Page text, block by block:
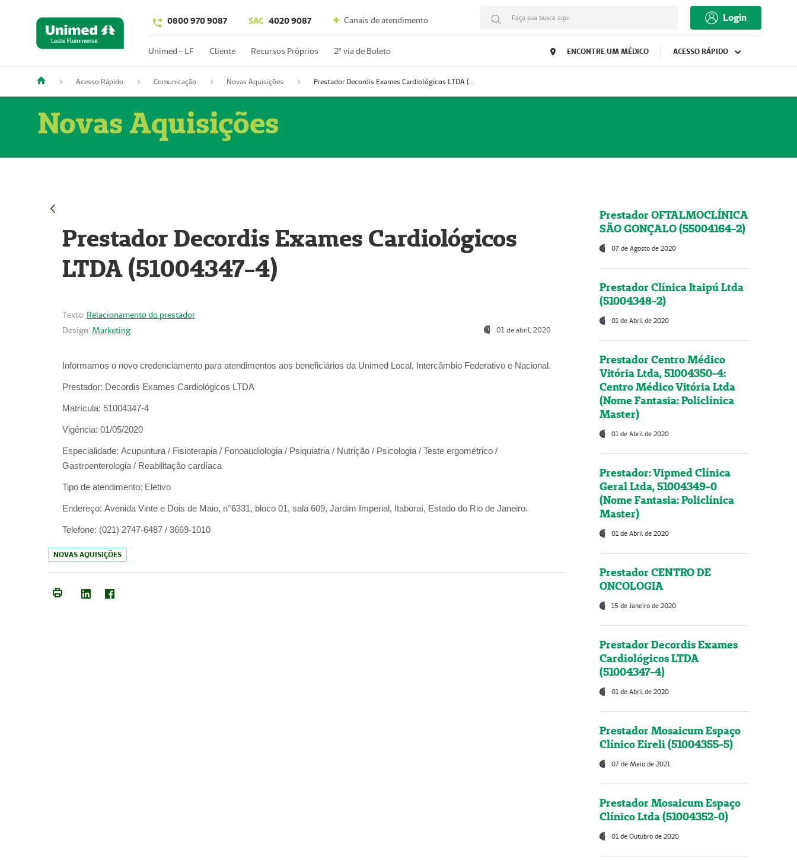
0800 970 9087 SAC 4020 9087 Canais de atendimento Faça sua busca aqui Login
Unimed - LF Cliente Recursos Próprios 2º via de Boleto ENCONTRE UM MÉDICO ACESSO RÁPIDO
Acesso Rápido Comunicação Novas Aquisições Prestador Decordis Exames Cardiológicos LTDA (51004347-4)
Novas Aquisições
Prestador Decordis Exames Cardiológicos
LTDA (51004347-4)
Texto: Relacionamento do prestador
Design: Marketing 01 de abril, 2020
Informamos o novo credenciamento para atendimentos aos beneficiários da Unimed Local, Intercâmbio Federativo e Nacional.
Prestador: Decordis Exames Cardiológicos LTDA
Matrícula: 51004347-4
Vigência: 01/05/2020
Especialidade: Acupuntura / Fisioterapia / Fonoaudiologia / Psiquiatria / Nutrição / Psicologia / Teste ergométrico /
Gastroenterologia / Reabilitação cardíaca
Tipo de atendimento: Eletivo
Endereço: Avenida Vinte e Dois de Maio, n°6331, bloco 01, sala 609, Jardim Imperial, Itaboraí, Estado do Rio de Janeiro.
Telefone: (021) 2747-6487 / 3669-1010
NOVAS AQUISIÇÕES
Prestador OFTALMOCLÍNICA
SÃO GONÇALO (55004164-2)
07 de Agosto de 2020
Prestador Clínica Itaipú Ltda
(51004348-2)
01 de Abril de 2020
Prestador Centro Médico
Vitória Ltda, 51004350-4:
Centro Médico Vitória Ltda
(Nome Fantasia: Policlínica
Master)
01 de Abril de 2020
Prestador: Vipmed Clínica
Geral Ltda, 51004349-0
(Nome Fantasia: Policlínica
Master)
01 de Abril de 2020
Prestador CENTRO DE
ONCOLOGIA
15 de Janeiro de 2020
Prestador Decordis Exames
Cardiológicos LTDA
(51004347-4)
01 de Abril de 2020
Prestador Mosaicum Espaço
Clínico Eireli (51004355-5)
07 de Maio de 2021
Prestador Mosaicum Espaço
Clínico Ltda (51004352-0)
01 de Outubro de 2020